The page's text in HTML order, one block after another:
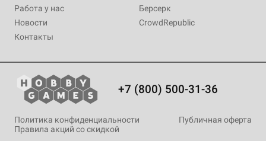
Работа у нас
Новости
Контакты
Берсерк
CrowdRepublic
+7 (800) 500-31-36
Политика конфиденциальности
Публичная оферта
Правила акций со скидкой